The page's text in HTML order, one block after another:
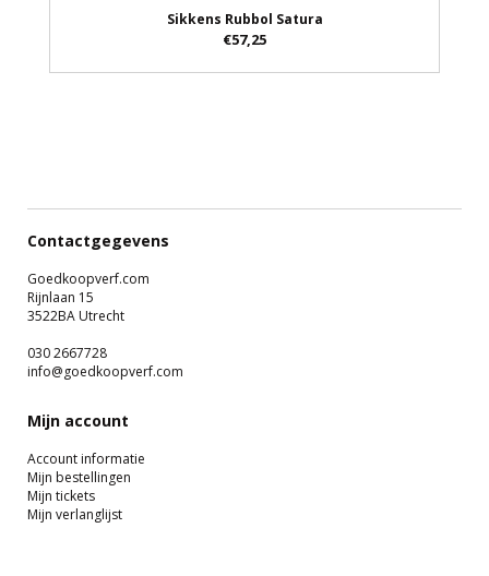
Sikkens Rubbol Satura
€57,25
Contactgegevens
Goedkoopverf.com
Rijnlaan 15
3522BA Utrecht
030 2667728
info@goedkoopverf.com
Mijn account
Account informatie
Mijn bestellingen
Mijn tickets
Mijn verlanglijst